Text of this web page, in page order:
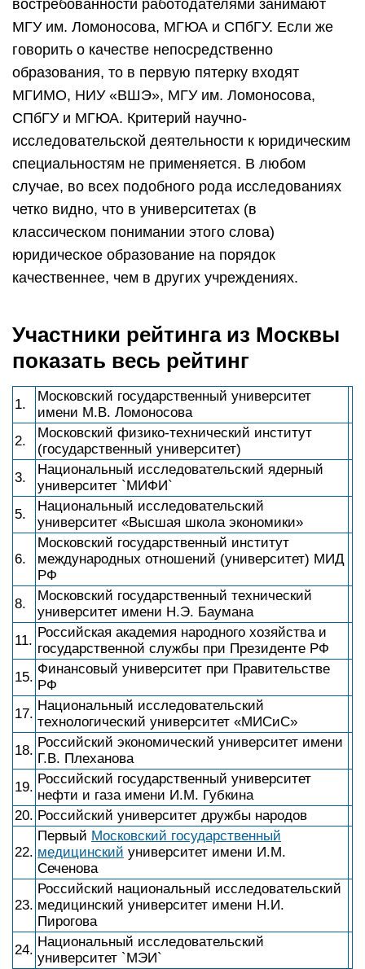
востребованности работодателями занимают
МГУ им. Ломоносова, МГЮА и СПбГУ. Если же
говорить о качестве непосредственно
образования, то в первую пятерку входят
МГИМО, НИУ «ВШЭ», МГУ им. Ломоносова,
СПбГУ и МГЮА. Критерий научно-
исследовательской деятельности к юридическим
специальностям не применяется. В любом
случае, во всех подобного рода исследованиях
четко видно, что в университетах (в
классическом понимании этого слова)
юридическое образование на порядок
качественнее, чем в других учреждениях.
Участники рейтинга из Москвы
показать весь рейтинг
1.
Московский государственный университет
имени М.В. Ломоносова
2.
Московский физико-технический институт
(государственный университет)
3.
Национальный исследовательский ядерный
университет `МИФИ`
5.
Национальный исследовательский
университет «Высшая школа экономики»
6.
Московский государственный институт
международных отношений (университет) МИД
РФ
8.
Московский государственный технический
университет имени Н.Э. Баумана
11.
Российская академия народного хозяйства и
государственной службы при Президенте РФ
15.
Финансовый университет при Правительстве
РФ
17.
Национальный исследовательский
технологический университет «МИСиС»
18.
Российский экономический университет имени
Г.В. Плеханова
19.
Российский государственный университет
нефти и газа имени И.М. Губкина
20. Российский университет дружбы народов
22.
Первый Московский государственный
медицинский университет имени И.М.
Сеченова
23.
Российский национальный исследовательский
медицинский университет имени Н.И.
Пирогова
24.
Национальный исследовательский
университет `МЭИ`